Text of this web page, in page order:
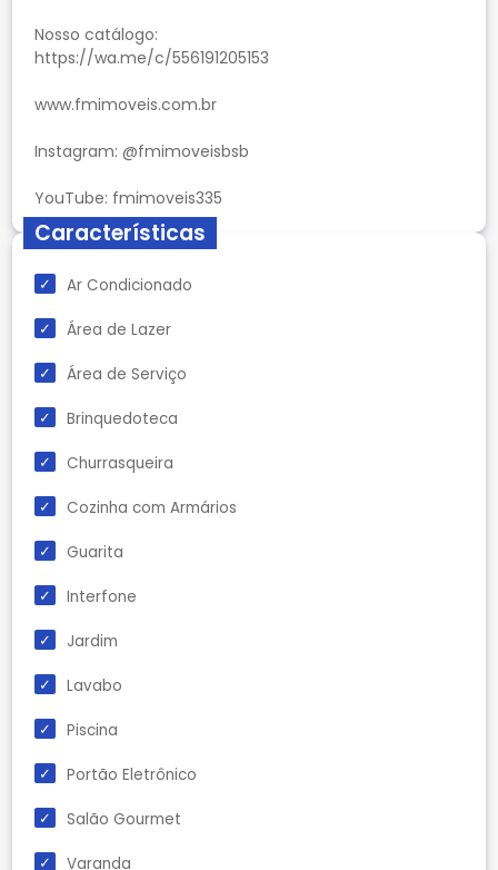
Nosso catálogo:
https://wa.me/c/556191205153
www.fmimoveis.com.br
Instagram: @fmimoveisbsb
Características
Ar Condicionado
Área de Lazer
Área de Serviço
Brinquedoteca
Churrasqueira
Cozinha com Armários
Guarita
Interfone
Jardim
Lavabo
Piscina
Portão Eletrônico
Salão Gourmet
Varanda